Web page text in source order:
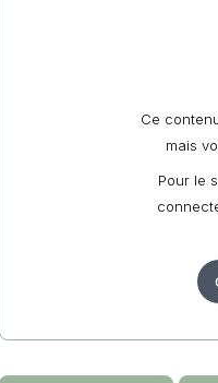
Ce
mais
Pour le